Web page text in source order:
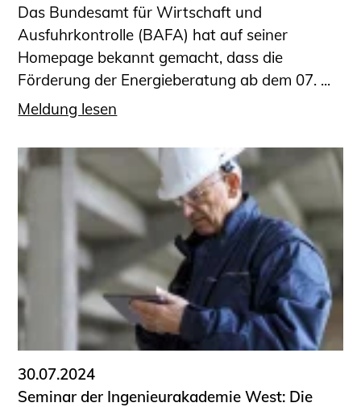
Das Bundesamt für Wirtschaft und
Ausfuhrkontrolle (BAFA) hat auf seiner
Homepage bekannt gemacht, dass die
Förderung der Energieberatung ab dem 07. ...
Meldung lesen
30.07.2024
Seminar der Ingenieurakademie West: Die